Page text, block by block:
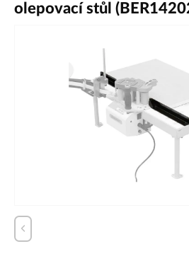
olepovací stůl